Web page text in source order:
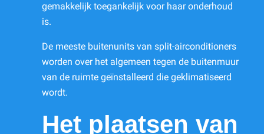
gemakkelijk toegankelijk voor haar onderhoud
is.
De meeste buitenunits van split-airconditioners
worden over het algemeen tegen de buitenmuur
van de ruimte geïnstalleerd die geklimatiseerd
wordt.
Het plaatsen van